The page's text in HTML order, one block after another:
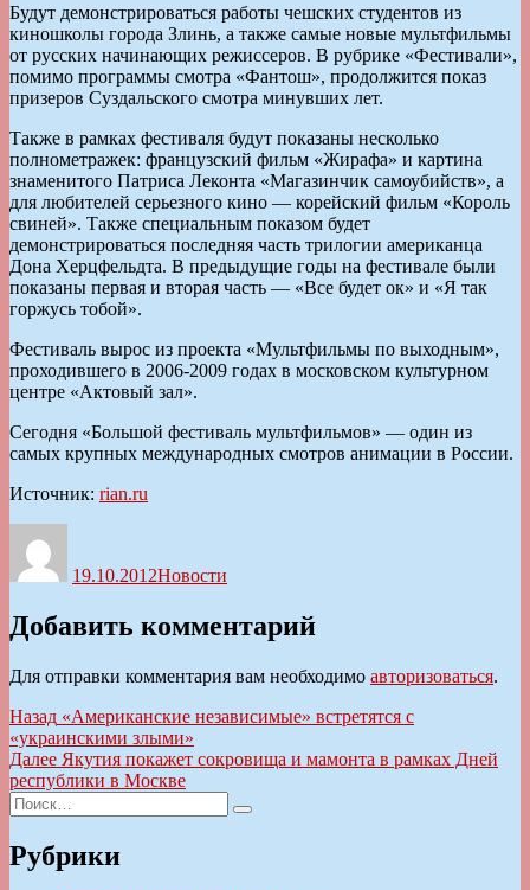
Будут демонстрироваться работы чешских студентов из
киношколы города Злинь, а также самые новые мультфильмы
от русских начинающих режиссеров. В рубрике «Фестивали»,
помимо программы смотра «Фантош», продолжится показ
призеров Суздальского смотра минувших лет.
Также в рамках фестиваля будут показаны несколько
полнометражек: французский фильм «Жирафа» и картина
знаменитого Патриса Леконта «Магазинчик самоубийств», а
для любителей серьезного кино — корейский фильм «Король
свиней». Также специальным показом будет
демонстрироваться последняя часть трилогии американца
Дона Херцфельдта. В предыдущие годы на фестивале были
показаны первая и вторая часть — «Все будет ок» и «Я так
горжусь тобой».
Фестиваль вырос из проекта «Мультфильмы по выходным»,
проходившего в 2006-2009 годах в московском культурном
центре «Актовый зал».
Сегодня «Большой фестиваль мультфильмов» — один из
самых крупных международных смотров анимации в России.
Источник: rian.ru
19.10.2012Новости
Добавить комментарий
Для отправки комментария вам необходимо авторизоваться.
Навигация
по
записям
Назад Предыдущая
запись:
«Американские независимые» встретятся с
«украинскими злыми»
Далее Следующая
запись:
Якутия покажет сокровища и мамонта в рамках Дней
республики в Москве
Искать:
Поиск
Рубрики